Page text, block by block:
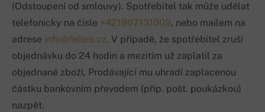
(Odstoupení od smlouvy). Spotřebitel tak může udělat
telefonicky na čísle +421907131009, nebo mailem na
adrese info@felipe.cz. V případě, že spotřebitel zruší
objednávku do 24 hodin a mezitím už zaplatil za
objednané zboží, Prodávající mu uhradí zaplacenou
částku bankovním převodem (příp. pošt. poukázkou)
nazpět.